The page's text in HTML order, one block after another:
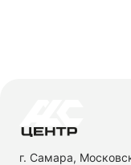
г. Самара,